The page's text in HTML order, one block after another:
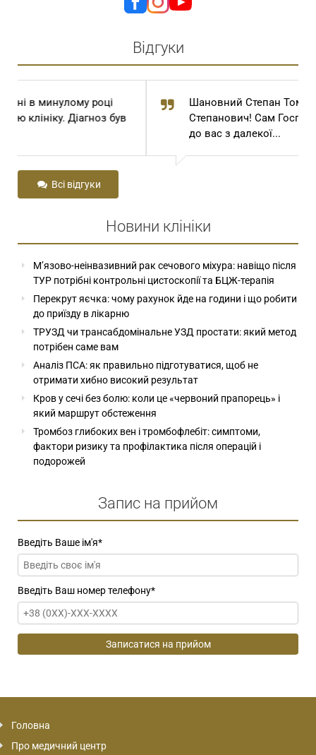
Відгуки
Шановний Степан Томович та Степан
Степанович! Сам Господь Бог привів мене
Всі відгуки
Новини клініки
М’язово-неінвазивний рак сечового міхура: навіщо після
ТУР потрібні контрольні цистоскопії та БЦЖ-терапія
Перекрут яєчка: чому рахунок йде на години і що робити
до приїзду в лікарню
ТРУЗД чи трансабдомінальне УЗД простати: який метод
потрібен саме вам
Аналіз ПСА: як правильно підготуватися, щоб не
отримати хибно високий результат
Кров у сечі без болю: коли це «червоний прапорець» і
який маршрут обстеження
Тромбоз глибоких вен і тромбофлебіт: симптоми,
фактори ризику та профілактика після операцій і
подорожей
Запис на прийом
Введіть Ваше ім'я*
Введіть Ваш номер телефону*
Головна
Про медичний центр